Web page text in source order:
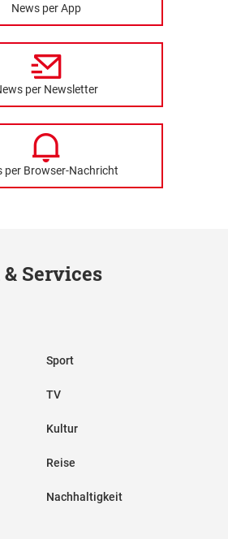
News per App
per Newsletter
per Browser-Nachricht
Services
Sport
TV
Kultur
Reise
Nachhaltigkeit